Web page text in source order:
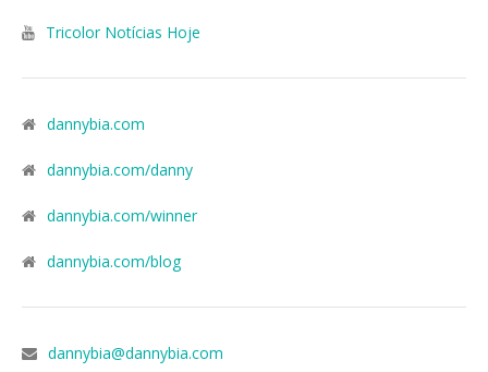
Tricolor Notícias Hoje
dannybia.com
dannybia.com/danny
dannybia.com/winner
dannybia.com/blog
dannybia@dannybia.com